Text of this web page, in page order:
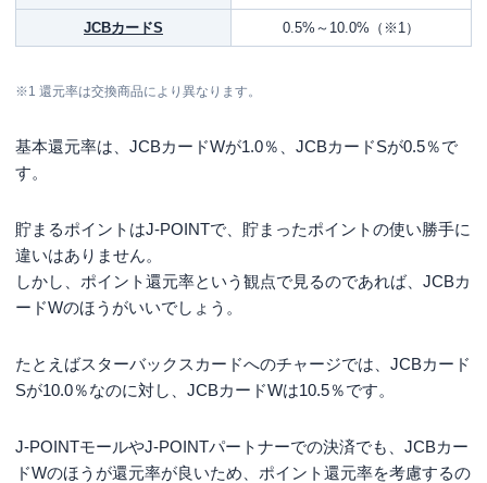
JCBカードS 0.5%～10.0%（※1）
※1 還元率は交換商品により異なります。
基本還元率は、JCBカードWが1.0％、JCBカードSが0.5％で
す。
貯まるポイントはJ-POINTで、貯まったポイントの使い勝手に
違いはありません。
しかし、ポイント還元率という観点で見るのであれば、JCBカ
ードWのほうがいいでしょう。
たとえばスターバックスカードへのチャージでは、JCBカード
Sが10.0％なのに対し、JCBカードWは10.5％です。
J-POINTモールやJ-POINTパートナーでの決済でも、JCBカー
ドWのほうが還元率が良いため、ポイント還元率を考慮するの